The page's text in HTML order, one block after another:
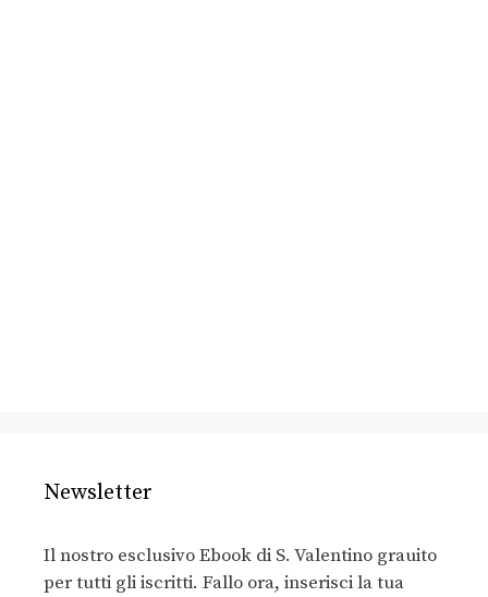
Newsletter
Il nostro esclusivo Ebook di S. Valentino grauito
per tutti gli iscritti. Fallo ora, inserisci la tua